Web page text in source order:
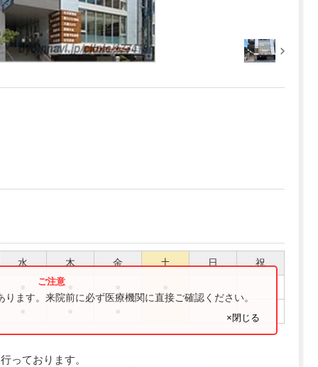
水 木 金 土 日 祝
ます。来院前に必ず医療機関に直接ご確認ください。
×閉じる
っております。